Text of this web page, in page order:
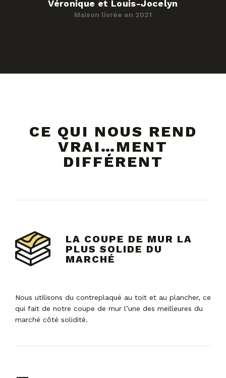
Véronique et Louis-Jocelyn
Maison livrée en 2021
CE QUI NOUS REND
VRAI…MENT
DIFFÉRENT
LA COUPE DE MUR LA
PLUS SOLIDE DU
MARCHÉ
Nous utilisons du contreplaqué au toit et au plancher, ce
qui fait de notre coupe de mur l’une des meilleures du
marché côté solidité.